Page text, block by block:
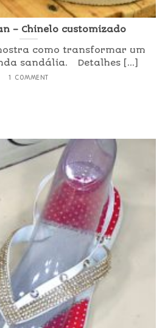
– Chinelo customizado
como transformar um
sandália. Detalhes [...]
1 COMMENT